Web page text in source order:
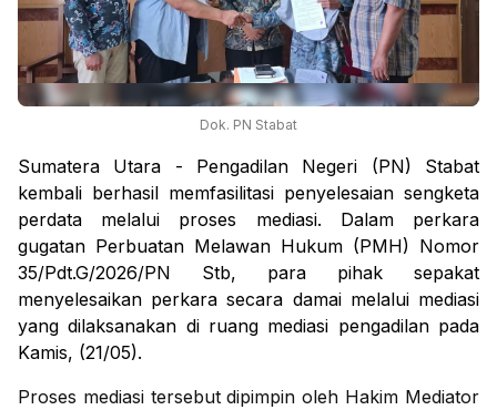
Dok. PN Stabat
Sumatera Utara - Pengadilan Negeri (PN) Stabat
kembali berhasil memfasilitasi penyelesaian sengketa
perdata melalui proses mediasi. Dalam perkara
gugatan Perbuatan Melawan Hukum (PMH) Nomor
35/Pdt.G/2026/PN Stb, para pihak sepakat
menyelesaikan perkara secara damai melalui mediasi
yang dilaksanakan di ruang mediasi pengadilan pada
Kamis, (21/05).
Proses mediasi tersebut dipimpin oleh Hakim Mediator